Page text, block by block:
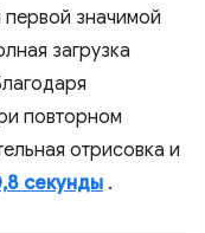
значимой
загрузка
повторном
отрисовка и
секунды .